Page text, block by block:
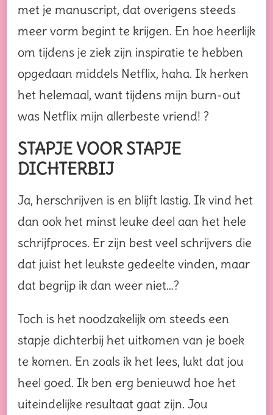
met je manuscript, dat overigens steeds
meer vorm begint te krijgen. En hoe heerlijk
om tijdens je ziek zijn inspiratie te hebben
opgedaan middels Netflix, haha. Ik herken
het helemaal, want tijdens mijn burn-out
was Netflix mijn allerbeste vriend! ?
STAPJE VOOR STAPJE
DICHTERBIJ
Ja, herschrijven is en blijft lastig. Ik vind het
dan ook het minst leuke deel aan het hele
schrijfproces. Er zijn best veel schrijvers die
dat juist het leukste gedeelte vinden, maar
dat begrijp ik dan weer niet…?
Toch is het noodzakelijk om steeds een
stapje dichterbij het uitkomen van je boek
te komen. En zoals ik het lees, lukt dat jou
heel goed. Ik ben erg benieuwd hoe het
uiteindelijke resultaat gaat zijn. Jou